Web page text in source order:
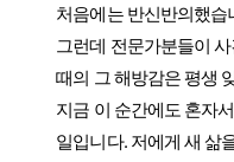
처음에는 반신반의했습
그런데 전문가분들이
때의 그 해방감은 평생
지금 이 순간에도 혼자
일입니다. 저에게 새 삶